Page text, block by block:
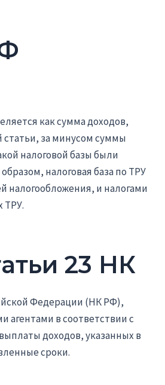
как сумма доходов,
статьи, за минусом суммы
налоговой базы были
налоговая база по ТРУ
налогообложения, и налогами
ТРУ.
23 НК
Федерации (НК РФ),
в соответствии с
доходов, указанных в
сроки.